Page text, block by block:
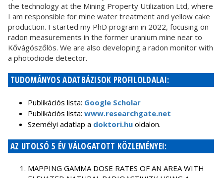
the technology at the Mining Property Utilization Ltd, where
I am responsible for mine water treatment and yellow cake
production. I started my PhD program in 2022, focusing on
radon measurements in the former uranium mine near to
Kővágószőlös. We are also developing a radon monitor with
a photodiode detector.
TUDOMÁNYOS ADATBÁZISOK PROFILOLDALAI:
Publikációs lista: Google Scholar
Publikációs lista: www.researchgate.net
Személyi adatlap a doktori.hu oldalon.
AZ UTOLSÓ 5 ÉV VÁLOGATOTT KÖZLEMÉNYEI:
MAPPING GAMMA DOSE RATES OF AN AREA WITH